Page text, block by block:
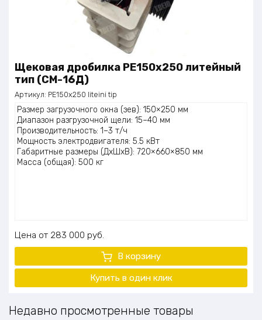
Щековая дробилка PE150x250 литейный
тип (СМ-16Д)
Артикул: PE150x250 liteini tip
Размер загрузочного окна (зев): 150×250 мм
Диапазон разгрузочной щели: 15–40 мм
Производительность: 1–3 т/ч
Мощность электродвигателя: 5.5 кВт
Габаритные размеры (ДхШхВ): 720×660×850 мм
Масса (общая): 500 кг
Цена 283 000 руб.
В корзину
Купить в один клик
Недавно просмотренные товары